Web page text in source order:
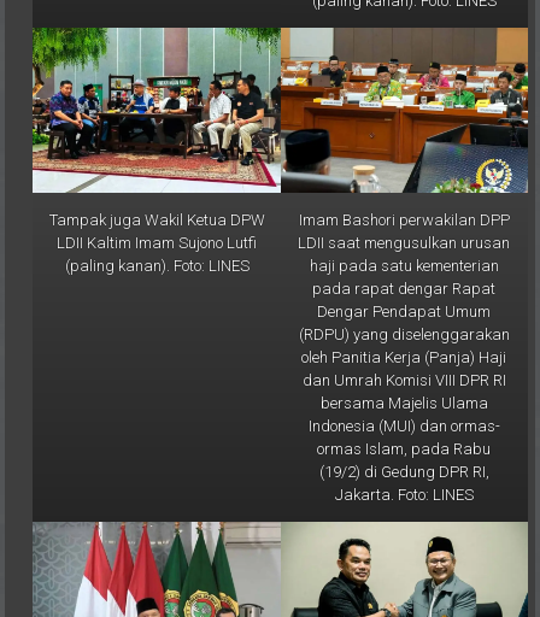
Tampak juga Wakil Ketua DPW
LDII Kaltim Imam Sujono Lutfi
(paling kanan). Foto: LINES
Imam Bashori perwakilan DPP
LDII saat mengusulkan urusan
haji pada satu kementerian
pada rapat dengar Rapat
Dengar Pendapat Umum
(RDPU) yang diselenggarakan
oleh Panitia Kerja (Panja) Haji
dan Umrah Komisi VIII DPR RI
bersama Majelis Ulama
Indonesia (MUI) dan ormas-
ormas Islam, pada Rabu
(19/2) di Gedung DPR RI,
Jakarta. Foto: LINES